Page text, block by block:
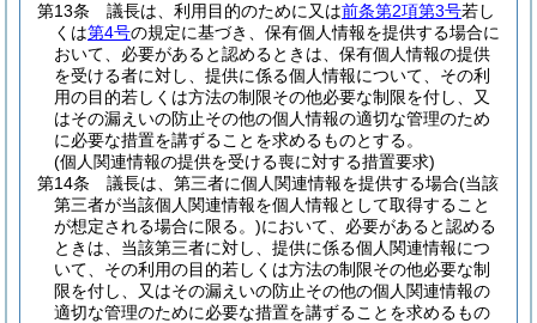
第13条
議長は、利用目的のために又は前条第2項第3号若し
くは第4号の規定に基づき、保有個人情報を提供する場合に
おいて、必要があると認めるときは、保有個人情報の提供
を受ける者に対し、提供に係る個人情報について、その利
用の目的若しくは方法の制限その他必要な制限を付し、又
はその漏えいの防止その他の個人情報の適切な管理のため
に必要な措置を講ずることを求めるものとする。
(個人関連情報の提供を受ける喪に対する措置要求)
第14条
議長は、第三者に個人関連情報を提供する場合(当該
第三者が当該個人関連情報を個人情報として取得すること
が想定される場合に限る。)において、必要があると認める
ときは、当該第三者に対し、提供に係る個人関連情報につ
いて、その利用の目的若しくは方法の制限その他必要な制
限を付し、又はその漏えいの防止その他の個人関連情報の
適切な管理のために必要な措置を講ずることを求めるもの